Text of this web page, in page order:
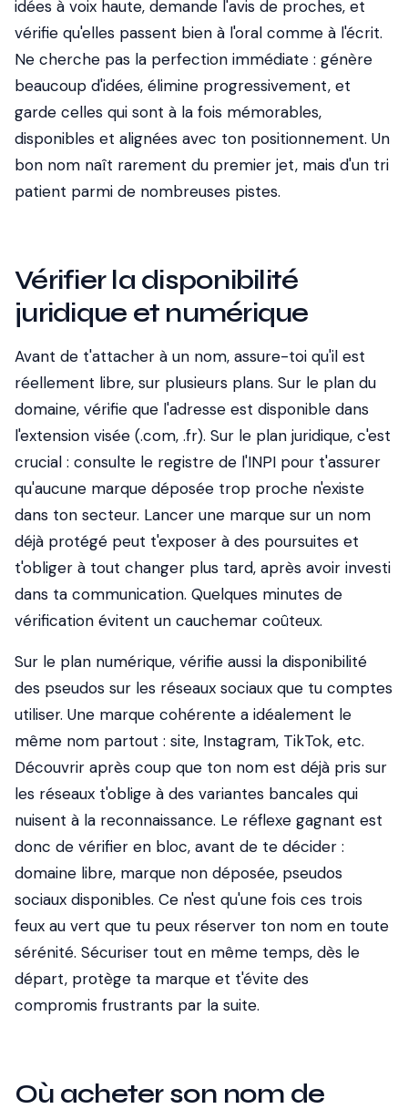
idées à voix haute, demande l'avis de proches, et
vérifie qu'elles passent bien à l'oral comme à l'écrit.
Ne cherche pas la perfection immédiate : génère
beaucoup d'idées, élimine progressivement, et
garde celles qui sont à la fois mémorables,
disponibles et alignées avec ton positionnement. Un
bon nom naît rarement du premier jet, mais d'un tri
patient parmi de nombreuses pistes.
Vérifier la disponibilité
juridique et numérique
Avant de t'attacher à un nom, assure-toi qu'il est
réellement libre, sur plusieurs plans. Sur le plan du
domaine, vérifie que l'adresse est disponible dans
l'extension visée (.com, .fr). Sur le plan juridique, c'est
crucial : consulte le registre de l'INPI pour t'assurer
qu'aucune marque déposée trop proche n'existe
dans ton secteur. Lancer une marque sur un nom
déjà protégé peut t'exposer à des poursuites et
t'obliger à tout changer plus tard, après avoir investi
dans ta communication. Quelques minutes de
vérification évitent un cauchemar coûteux.
Sur le plan numérique, vérifie aussi la disponibilité
des pseudos sur les réseaux sociaux que tu comptes
utiliser. Une marque cohérente a idéalement le
même nom partout : site, Instagram, TikTok, etc.
Découvrir après coup que ton nom est déjà pris sur
les réseaux t'oblige à des variantes bancales qui
nuisent à la reconnaissance. Le réflexe gagnant est
donc de vérifier en bloc, avant de te décider :
domaine libre, marque non déposée, pseudos
sociaux disponibles. Ce n'est qu'une fois ces trois
feux au vert que tu peux réserver ton nom en toute
sérénité. Sécuriser tout en même temps, dès le
départ, protège ta marque et t'évite des
compromis frustrants par la suite.
Où acheter son nom de